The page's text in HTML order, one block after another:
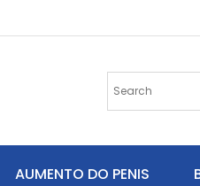
AUMENTO DO PENIS